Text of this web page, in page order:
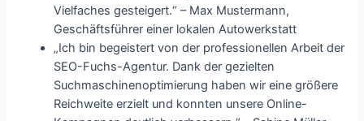
Vielfaches gesteigert.“ – Max Mustermann,
Geschäftsführer einer lokalen Autowerkstatt
„Ich bin begeistert von der professionellen Arbeit der
SEO-Fuchs-Agentur. Dank der gezielten
Suchmaschinenoptimierung haben wir eine größere
Reichweite erzielt und konnten unsere Online-